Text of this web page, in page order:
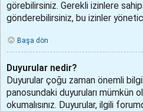
görebilirsiniz. Gerekli izinlere
gönderebilirsiniz, bu izinler
Başa dön
Duyurular nedir?
Duyurular çoğu zaman önemli
panosundaki duyuruları mümkün
okumalısınız. Duyurular, ilgili